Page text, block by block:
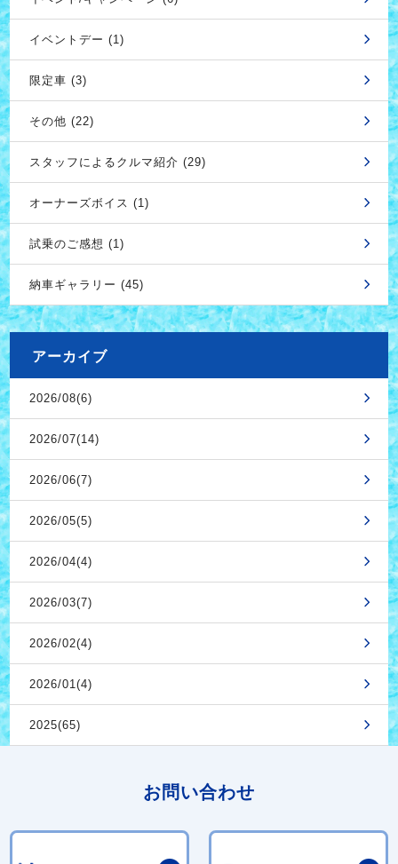
イベントデー (1)
限定車 (3)
その他 (22)
スタッフによるクルマ紹介 (29)
オーナーズボイス (1)
試乗のご感想 (1)
納車ギャラリー (45)
アーカイブ
2026/08(6)
2026/07(14)
2026/06(7)
2026/05(5)
2026/04(4)
2026/03(7)
2026/02(4)
2026/01(4)
2025(65)
お問い合わせ